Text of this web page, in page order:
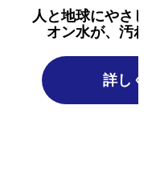
人と地球にやさし
オン水が、汚れ
詳しく